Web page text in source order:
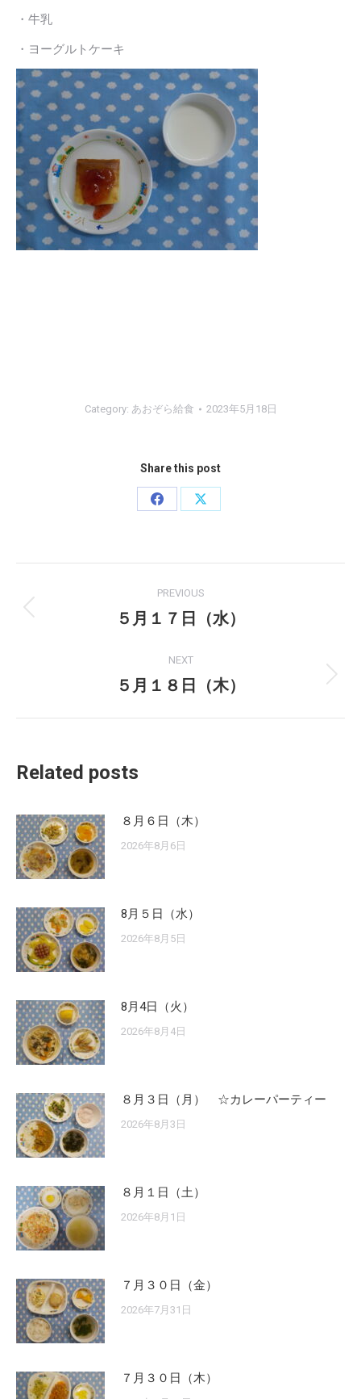
・牛乳
・ヨーグルトケーキ
Category: あおぞら給食 2023年5月18日
Share this post
Share
Share
navigation
PREVIOUS
Previous
５月１７日（水）
NEXT
Next
５月１８日（木）
Related posts
８月６日（木）
2026年8月6日
8月５日（水）
2026年8月5日
8月4日（火）
2026年8月4日
８月３日（月） ☆カレーパーティー
2026年8月3日
８月１日（土）
2026年8月1日
７月３０日（金）
2026年7月31日
７月３０日（木）